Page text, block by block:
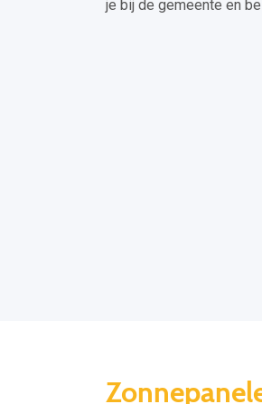
je bij de gemeente en